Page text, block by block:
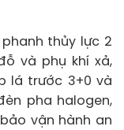
thủy lực 2
và phụ khí xả,
lá trước 3+0 và
pha halogen,
vận hành an